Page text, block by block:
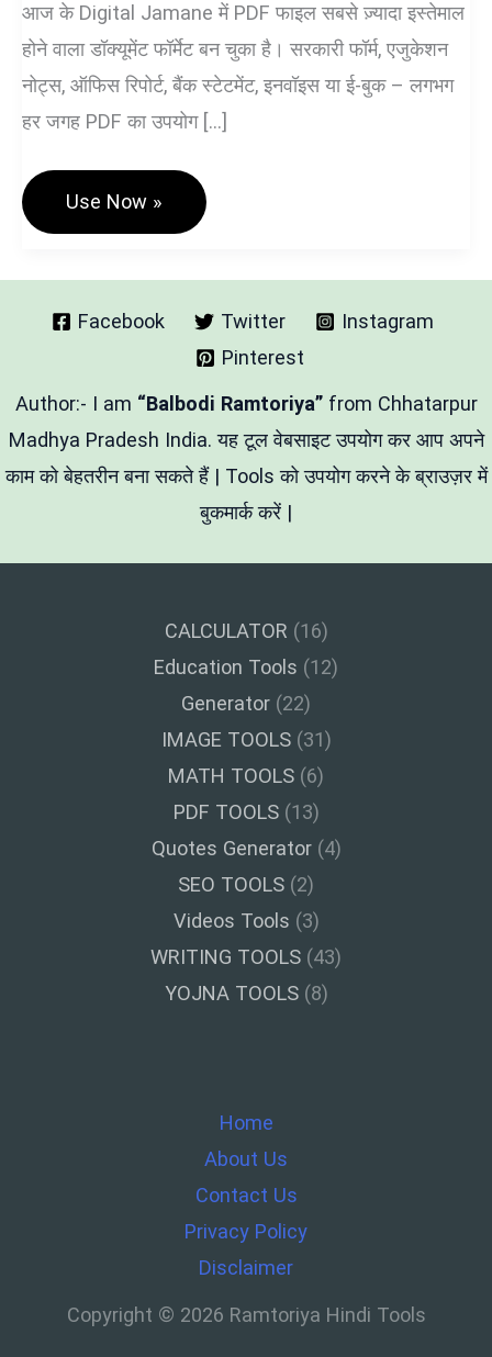
आज के Digital Jamane में PDF फाइल सबसे ज़्यादा इस्तेमाल
होने वाला डॉक्यूमेंट फॉर्मेट बन चुका है। सरकारी फॉर्म, एजुकेशन
नोट्स, ऑफिस रिपोर्ट, बैंक स्टेटमेंट, इनवॉइस या ई-बुक – लगभग
हर जगह PDF का उपयोग […]
PDF
Tools
पीडीएफ
JPEG,
Word,
बदलें
Use Now »
Facebook Twitter
Instagram
Pinterest
Author:- I am “Balbodi Ramtoriya” from Chhatarpur
Madhya Pradesh India. यह टूल वेबसाइट उपयोग कर आप अपने
काम को बेहतरीन बना सकते हैं | Tools को उपयोग करने के ब्राउज़र में
बुकमार्क करें |
CALCULATOR (16)
Education Tools (12)
Generator (22)
IMAGE TOOLS(31)
MATH TOOLS (6)
PDF TOOLS(13)
Quotes Generator(4)
SEO TOOLS (2)
Videos Tools (3)
WRITING TOOLS (43)
YOJNA TOOLS(8)
Home
About Us
Contact Us
Privacy Policy
Disclaimer
Copyright © 2026 Ramtoriya Hindi Tools